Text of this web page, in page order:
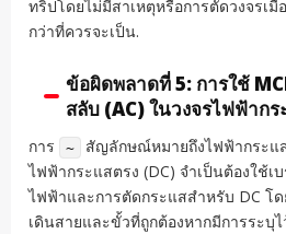
ทริปโดยไม่มีสาเหตุหรือการตัดวงจรเ
กว่าที่ควรจะเป็น.
ข้อผิดพลาดที่ 5: การใช้
สลับ (AC) ในวงจรไฟฟ้ากร
การ ~
สัญลักษณ์หมายถึงไฟฟ้ากระแ
ไฟฟ้ากระแสตรง (DC) จำเป็นต้องใช้เ
ไฟฟ้าและการตัดกระแสสำหรับ DC โด
เดินสายและขั้วที่ถูกต้องหากมีการระบุไ